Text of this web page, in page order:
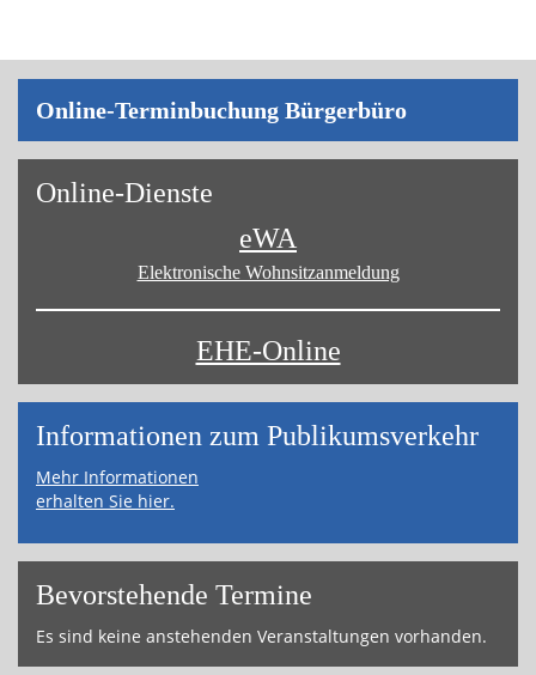
On­line-Ter­min­bu­chung Bür­ger­bü­ro
On­line-Diens­te
eWA
Elektronische Wohnsitz­anmeldung
EHE-Online
Informa­tionen zum Publikums­­verkehr
Mehr Informationen
erhalten Sie hier.
Bevor­ste­hende Ter­mi­ne
Es sind keine an­ste­hen­den Ver­an­stal­tun­gen vor­han­den.